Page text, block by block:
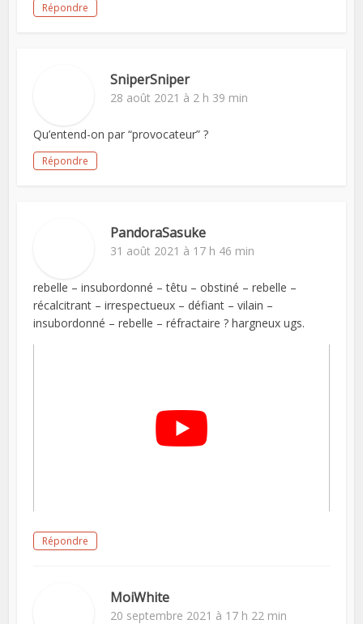
Répondre
SniperSniper
28 août 2021 à 2 h 39 min
Qu’entend-on par “provocateur” ?
Répondre
PandoraSasuke
31 août 2021 à 17 h 46 min
rebelle – insubordonné – têtu – obstiné – rebelle –
récalcitrant – irrespectueux – défiant – vilain –
insubordonné – rebelle – réfractaire ? hargneux ugs.
Répondre
MoiWhite
20 septembre 2021 à 17 h 22 min